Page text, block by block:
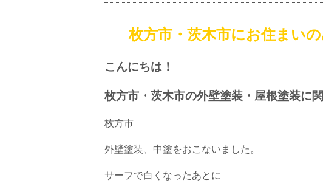
枚方市・茨木市にお住まいの
こんにちは！
枚方市・茨木市の外壁塗装・屋根塗装に
枚方市
外壁塗装、中塗をおこないました。
サーフで白くなったあとに